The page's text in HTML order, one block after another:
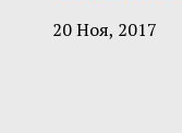
20 Ноя, 2017